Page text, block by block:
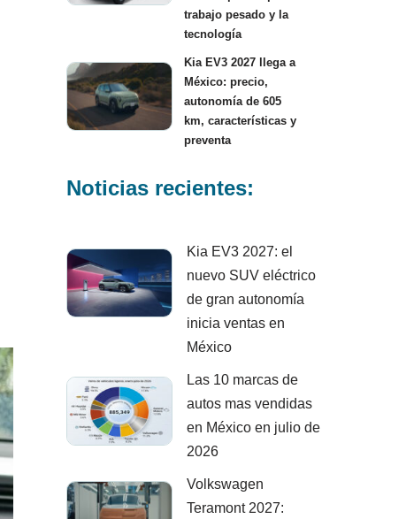
trabajo pesado y la
tecnología
Kia EV3 2027 llega a
México: precio,
autonomía de 605
km, características y
preventa
Noticias recientes:
Kia EV3 2027: el
nuevo SUV eléctrico
de gran autonomía
inicia ventas en
México
Las 10 marcas de
autos mas vendidas
en México en julio de
2026
Volkswagen
Teramont 2027: